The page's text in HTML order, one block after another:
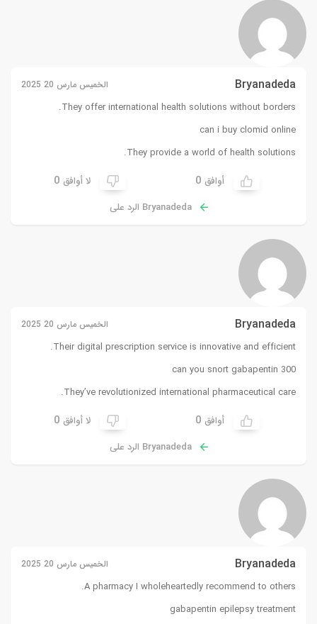
Bryanadeda الخميس مارس 20 2025
They offer international health solutions without borders.
can i buy clomid online
They provide a world of health solutions.
أوافق 0 لا أوافق 0
Bryanadeda الرد على
Bryanadeda الخميس مارس 20 2025
Their digital prescription service is innovative and efficient.
can you snort gabapentin 300
They’ve revolutionized international pharmaceutical care.
أوافق 0 لا أوافق 0
Bryanadeda الرد على
Bryanadeda الخميس مارس 20 2025
A pharmacy I wholeheartedly recommend to others.
gabapentin epilepsy treatment